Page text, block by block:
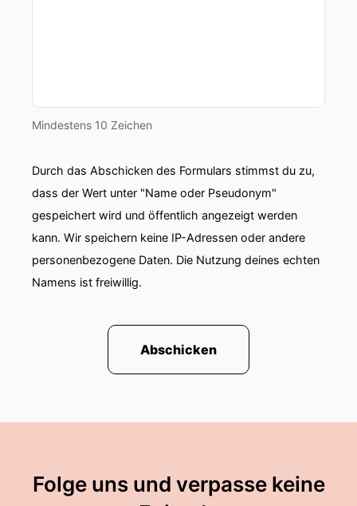
Mindestens 10 Zeichen
Durch das Abschicken des Formulars stimmst du zu,
dass der Wert unter "Name oder Pseudonym"
gespeichert wird und öffentlich angezeigt werden
kann. Wir speichern keine IP-Adressen oder andere
personenbezogene Daten. Die Nutzung deines echten
Namens ist freiwillig.
Abschicken
Folge uns und verpasse keine